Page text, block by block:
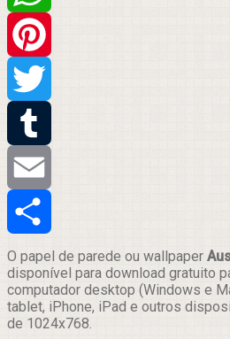
WhatsApp
Pinterest
Twitter
Tumblr
Email
Compartilhar
O papel de parede ou wallpaper
disponível para download gratuito
computador desktop (Windows e
tablet, iPhone, iPad e outros
de 1024x768.